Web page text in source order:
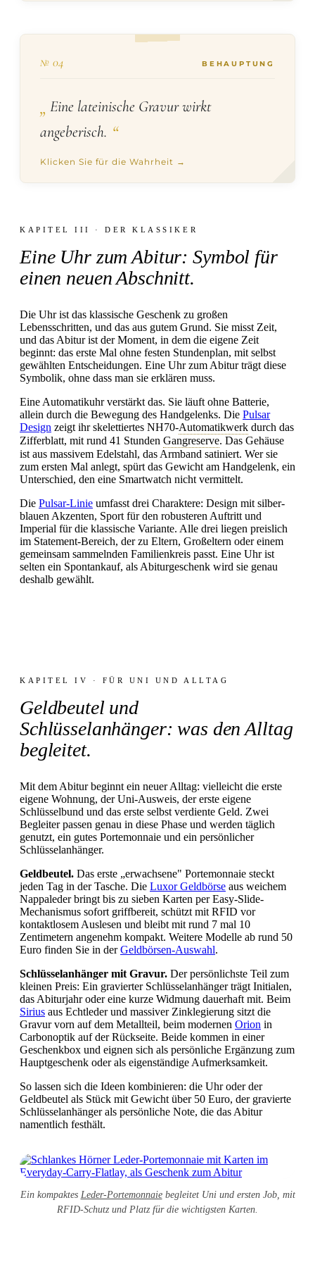
№ 04 BEHAUPTUNG
„ Eine lateinische Gravur wirkt
angeberisch. “
Klicken Sie für die Wahrheit →
№ 04
Kommt auf die Länge an. Ein ganzer Satz
wirkt schnell aufgesetzt. Ein kurzes Zitat wie
"Per aspera ad astra", das zur beschenkten
zeitlos lesbar auf dem Stift.
KAPITEL III · DER KLASSIKER
Eine Uhr zum Abitur: Symbol für
einen neuen Abschnitt.
Die Uhr ist das klassische Geschenk zu großen
Lebensschritten, und das aus gutem Grund. Sie misst Zeit,
und das Abitur ist der Moment, in dem die eigene Zeit
beginnt: das erste Mal ohne festen Stundenplan, mit selbst
gewählten Entscheidungen. Eine Uhr zum Abitur trägt diese
Symbolik, ohne dass man sie erklären muss.
Eine Automatikuhr verstärkt das. Sie läuft ohne Batterie,
allein durch die Bewegung des Handgelenks. Die Pulsar
Design zeigt ihr skelettiertes NH70-Automatikwerk durch das
Zifferblatt, mit rund 41 Stunden Gangreserve. Das Gehäuse
ist aus massivem Edelstahl, das Armband satiniert. Wer sie
zum ersten Mal anlegt, spürt das Gewicht am Handgelenk, ein
Unterschied, den eine Smartwatch nicht vermittelt.
Die Pulsar-Linie umfasst drei Charaktere: Design mit silber-
blauen Akzenten, Sport für den robusteren Auftritt und
Imperial für die klassische Variante. Alle drei liegen preislich
im Statement-Bereich, der zu Eltern, Großeltern oder einem
gemeinsam sammelnden Familienkreis passt. Eine Uhr ist
selten ein Spontankauf, als Abiturgeschenk wird sie genau
deshalb gewählt.
KAPITEL IV · FÜR UNI UND ALLTAG
Geldbeutel und
Schlüsselanhänger: was den Alltag
begleitet.
Mit dem Abitur beginnt ein neuer Alltag: vielleicht die erste
eigene Wohnung, der Uni-Ausweis, der erste eigene
Schlüsselbund und das erste selbst verdiente Geld. Zwei
Begleiter passen genau in diese Phase und werden täglich
genutzt, ein gutes Portemonnaie und ein persönlicher
Schlüsselanhänger.
Geldbeutel. Das erste „erwachsene" Portemonnaie steckt
jeden Tag in der Tasche. Die Luxor Geldbörse aus weichem
Nappaleder bringt bis zu sieben Karten per Easy-Slide-
Mechanismus sofort griffbereit, schützt mit RFID vor
kontaktlosem Auslesen und bleibt mit rund 7 mal 10
Zentimetern angenehm kompakt. Weitere Modelle ab rund 50
Euro finden Sie in derGeldbörsen-Auswahl.
Schlüsselanhänger mit Gravur. Der persönlichste Teil zum
kleinen Preis: Ein gravierter Schlüsselanhänger trägt Initialen,
das Abiturjahr oder eine kurze Widmung dauerhaft mit. Beim
Sirius aus Echtleder und massiver Zinklegierung sitzt die
Gravur vorn auf dem Metallteil, beim modernen Orion in
Carbonoptik auf der Rückseite. Beide kommen in einer
Geschenkbox und eignen sich als persönliche Ergänzung zum
Hauptgeschenk oder als eigenständige Aufmerksamkeit.
So lassen sich die Ideen kombinieren: die Uhr oder der
Geldbeutel als Stück mit Gewicht über 50 Euro, der gravierte
Schlüsselanhänger als persönliche Note, die das Abitur
namentlich festhält.
Ein kompaktes Leder-Portemonnaiebegleitet Uni und ersten Job, mit
RFID-Schutz und Platz für die wichtigsten Karten.